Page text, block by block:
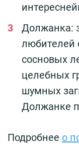
Должанка:
любителей
сосновых
целебных
шумных
Должанке
Подробнее о